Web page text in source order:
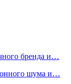
бренда и…
шума и…